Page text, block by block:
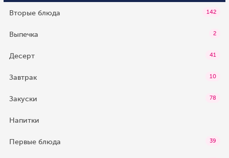
Вторые блюда 142
Выпечка 2
Десерт 41
Завтрак 10
Закуски 78
Напитки
Первые блюда 39